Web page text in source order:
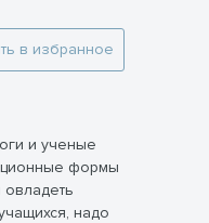
в избранное
и ученые
формы
овладеть
надо